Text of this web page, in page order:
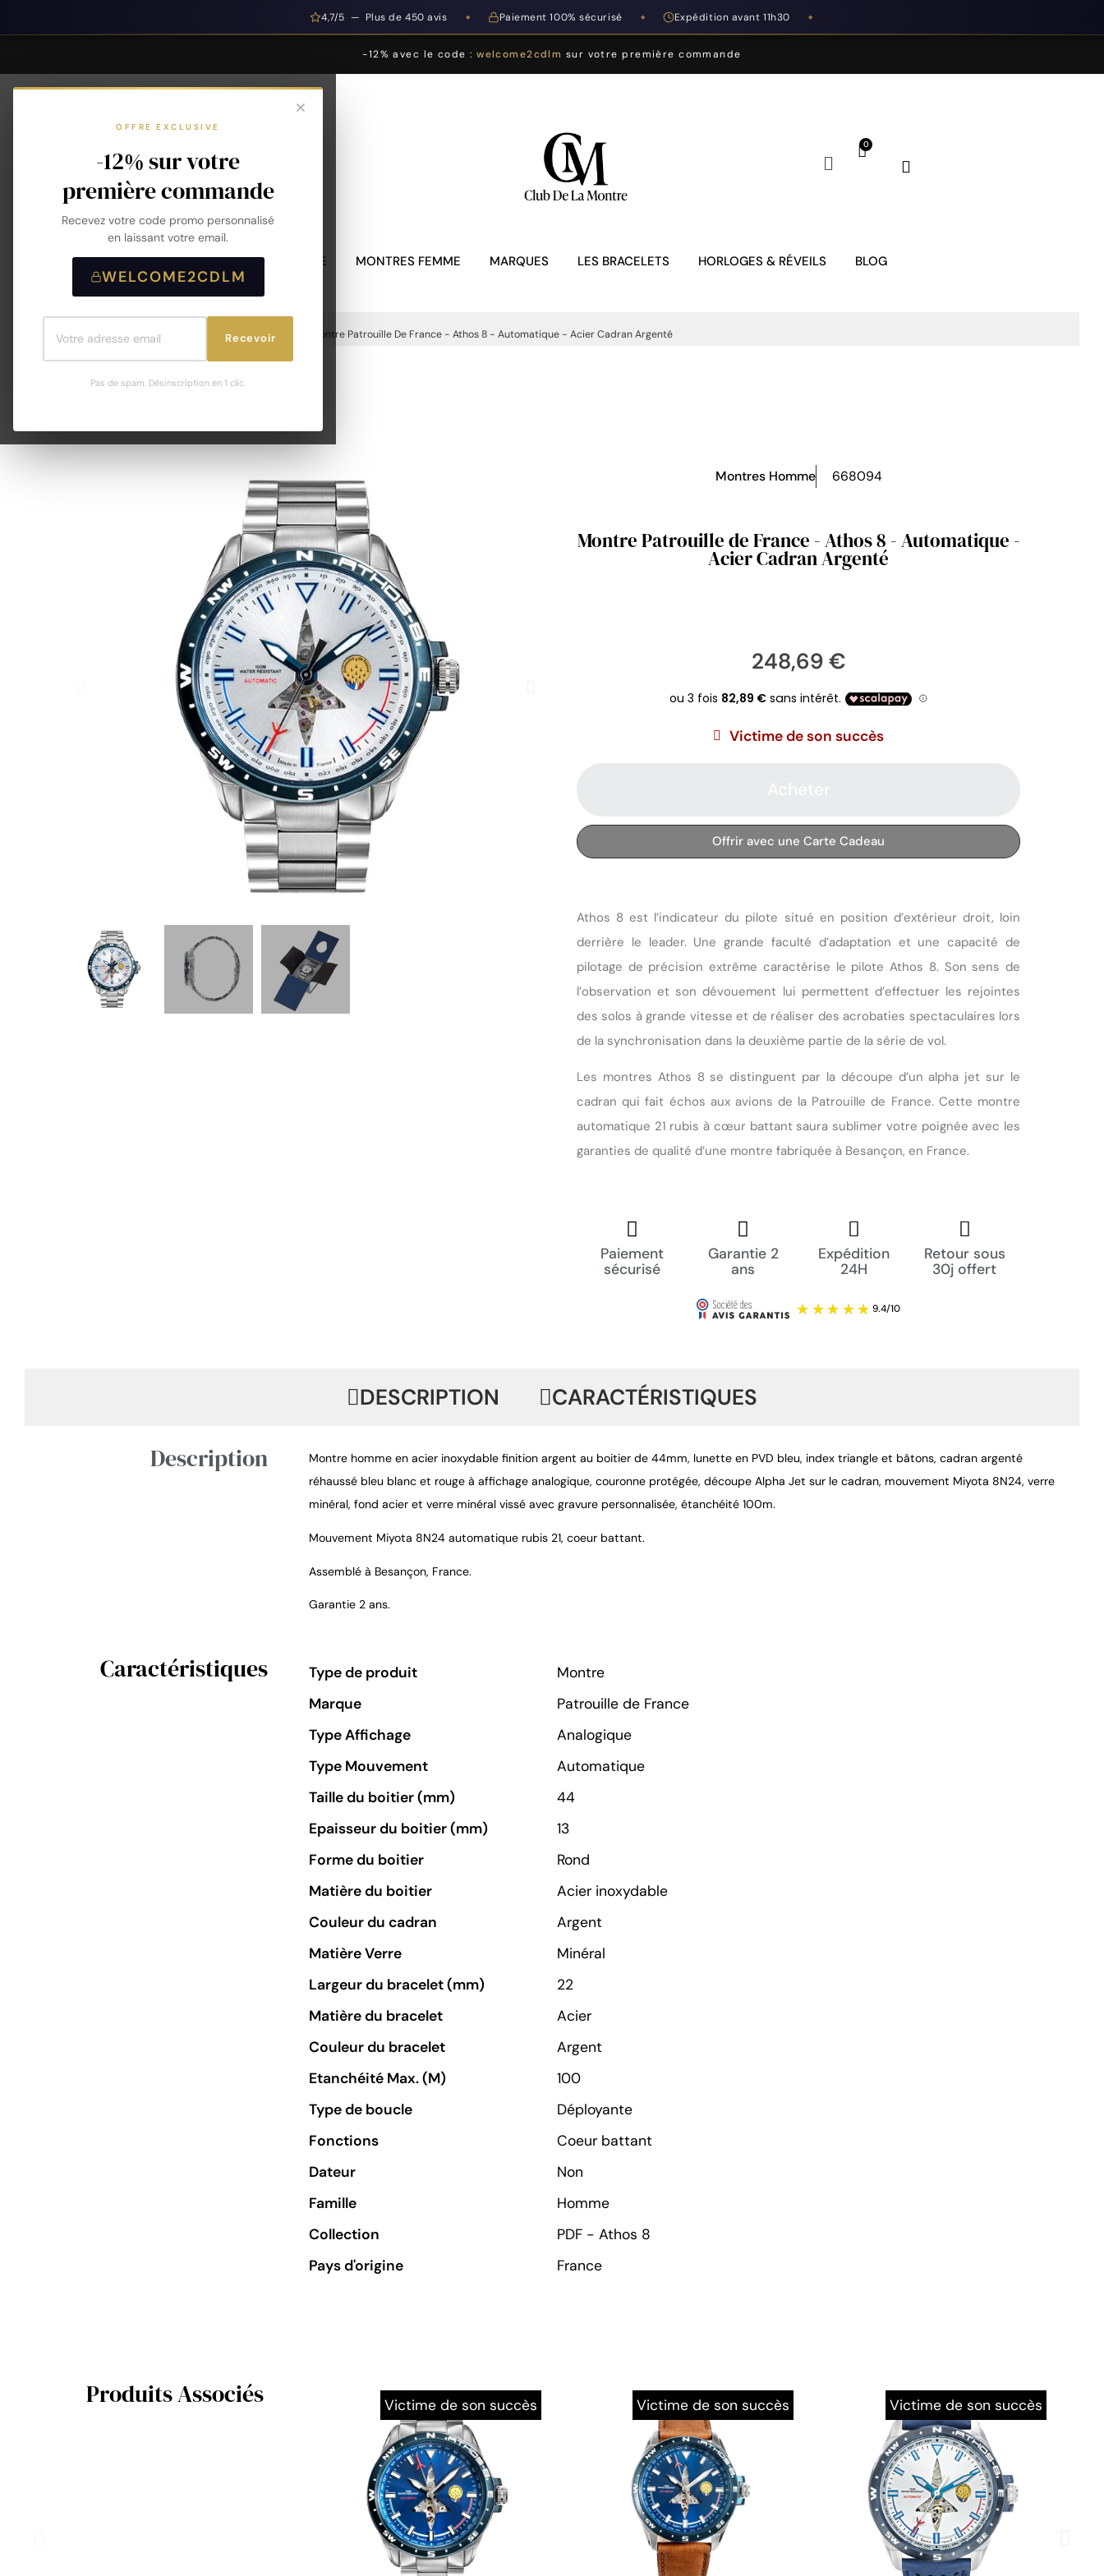
4,7/5 — Plus de 450 avis ◆ Paiement 100% sécurisé ◆ Expédition avant 11h30 ◆
-12% avec le code :welcome2cdlm sur votre première commande
OFFRE EXCLUSIVE
-12% sur votre
première commande
Recevez votre code promo personnalisé
en laissant votre email.
WELCOME2CDLM
Recevoir
Pas de spam. Désinscription en 1 clic.
MONTRES HOMME MONTRES FEMME MARQUES LES BRACELETS HORLOGES & RÉVEILS BLOG
Accueil Montres Montres Homme Montre Patrouille De France - Athos 8 - Automatique - Acier Cadran Argenté
Montres Homme 668094
Montre Patrouille de France - Athos 8 - Automatique -
Acier Cadran Argenté
248,69 €
Victime de son succès
Offrir avec une Carte Cadeau
Athos 8 est l’indicateur du pilote situé en position d’extérieur droit, loin
derrière le leader. Une grande faculté d’adaptation et une capacité de
pilotage de précision extrême caractérise le pilote Athos 8. Son sens de
l’observation et son dévouement lui permettent d’effectuer les rejointes
des solos à grande vitesse et de réaliser des acrobaties spectaculaires lors
de la synchronisation dans la deuxième partie de la série de vol.
Les montres Athos 8 se distinguent par la découpe d’un alpha jet sur le
cadran qui fait échos aux avions de la Patrouille de France. Cette montre
automatique 21 rubis à cœur battant saura sublimer votre poignée avec les
garanties de qualité d’une montre fabriquée à Besançon, en France.
Paiement
sécurisé
Garantie 2
ans
Expédition
24H
Retour sous
30j offert
DESCRIPTION CARACTÉRISTIQUES
Description
Montre homme en acier inoxydable finition argent au boitier de 44mm, lunette en PVD bleu, index triangle et bâtons, cadran argenté
réhaussé bleu blanc et rouge à affichage analogique, couronne protégée, découpe Alpha Jet sur le cadran, mouvement Miyota 8N24, verre
minéral, fond acier et verre minéral vissé avec gravure personnalisée, étanchéité 100m.
Mouvement Miyota 8N24 automatique rubis 21, coeur battant.
Assemblé à Besançon, France.
Garantie 2 ans.
Caractéristiques Type de produit
Montre
Marque
Patrouille de France
Type Affichage
Analogique
Type Mouvement
Automatique
Taille du boitier (mm)
44
Epaisseur du boitier (mm)
13
Forme du boitier
Rond
Matière du boitier
Acier inoxydable
Couleur du cadran
Argent
Matière Verre
Minéral
Largeur du bracelet (mm)
22
Matière du bracelet
Acier
Couleur du bracelet
Argent
Etanchéité Max. (M)
100
Type de boucle
Déployante
Fonctions
Coeur battant
Dateur
Non
Famille
Homme
Collection
PDF - Athos 8
Pays d'origine
France
Produits Associés Victime de son succès Victime de son succès Victime de son succès